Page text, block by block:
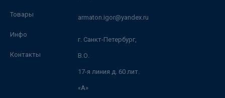
Товары
Инфо
Контакты
armaton.igor@yandex.ru
г. Санкт-Петербург,
В.О.
17-я линия д. 60 лит.
«А»